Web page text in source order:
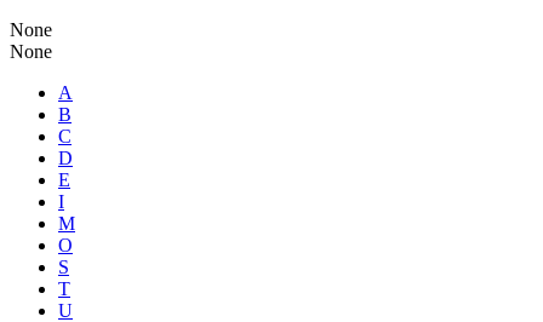
None
None
A
B
C
D
E
I
M
O
S
T
U